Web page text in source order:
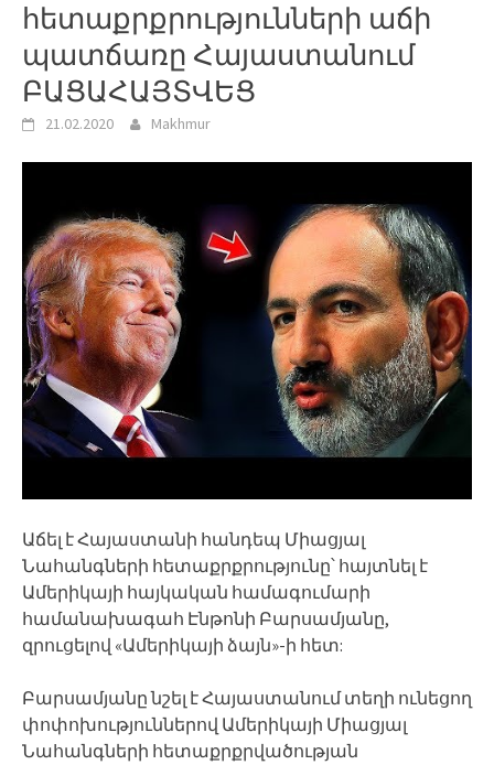
հետաքրքրությունների աճի
պատճառը Հայաստանում
ԲԱՑԱՀԱՅՏՎԵՑ
21.02.2020 Makhmur
Աճել է Հայաստանի հանդեպ Միացյալ
Նահանգների հետաքրքրությունը՝ հայտնել է
Ամերիկայի հայկական համագումարի
համանախագահ Էնթոնի Բարսամյանը,
զրուցելով «Ամերիկայի ձայն»-ի հետ:
Բարսամյանը նշել է Հայաստանում տեղի ունեցող
փոփոխություններով Ամերիկայի Միացյալ
Նահանգների հետաքրքրվածության